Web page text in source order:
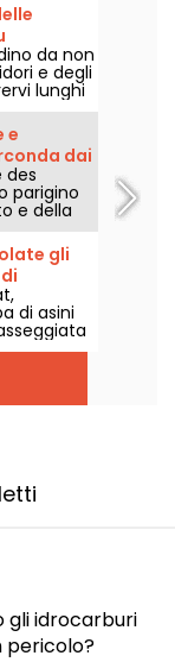
da non
e degli
lunghi
dalle
e
dai
des
parigino
e della
5 ai 10
mondo
sensi.gli
di asini
gli idrocarburi
pericolo?